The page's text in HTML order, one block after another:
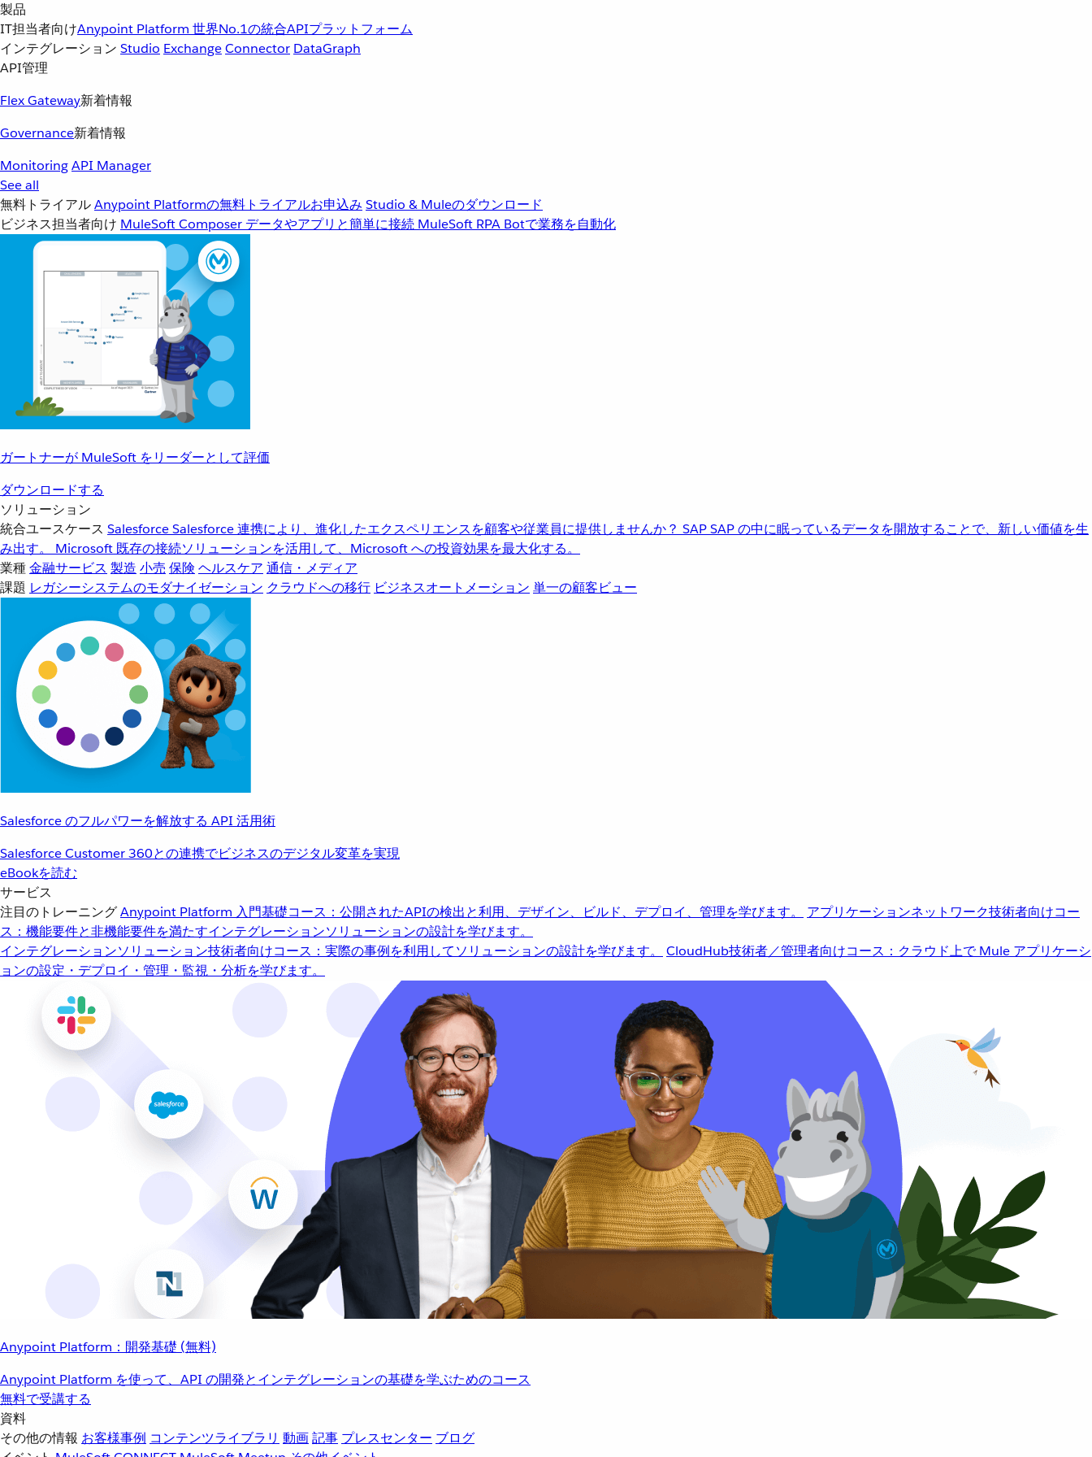
製品
IT担当者向けAnypoint Platform 世界No.1の統合APIプラットフォーム
インテグレーション Studio ExchangeConnector DataGraph
API管理
Flex Gateway新着情報
Governance新着情報
MonitoringAPI Manager
See all
無料トライアルAnypoint Platformの無料トライアルお申込み Studio & Muleのダウンロード
ビジネス担当者向け MuleSoft Composer データやアプリと簡単に接続 MuleSoft RPA Botで業務を自動化
ガートナーが MuleSoft をリーダーとして評価
ダウンロードする
ソリューション
統合ユースケース SalesforceSalesforce 連携により、進化したエクスペリエンスを顧客や従業員に提供しませんか？ SAPSAP の中に眠っているデータを開放することで、新しい価値を生
み出す。
Microsoft 既存の接続ソリューションを活用して、Microsoft への投資効果を最大化する。
業種金融サービス 製造 小売 保険 ヘルスケア 通信・メディア
課題 レガシーシステムのモダナイゼーション クラウドへの移行 ビジネスオートメーション 単一の顧客ビュー
Salesforce のフルパワーを解放する API 活用術
Salesforce Customer 360との連携でビジネスのデジタル変革を実現
eBookを読む
サービス
注目のトレーニングAnypoint Platform 入門基礎コース：公開されたAPIの検出と利用、デザイン、ビルド、デプロイ、管理を学びます。 アプリケーションネットワーク技術者向けコー
ス：機能要件と非機能要件を満たすインテグレーションソリューションの設計を学びます。
インテグレーションソリューション技術者向けコース：実際の事例を利用してソリューションの設計を学びます。 CloudHub技術者／管理者向けコース：クラウド上で Mule アプリケーシ
ョンの設定・デプロイ・管理・監視・分析を学びます。
Anypoint Platform：開発基礎 (無料)
Anypoint Platform を使って、API の開発とインテグレーションの基礎を学ぶためのコース
無料で受講する
資料
その他の情報 お客様事例 コンテンツライブラリ 動画記事 プレスセンター ブログ